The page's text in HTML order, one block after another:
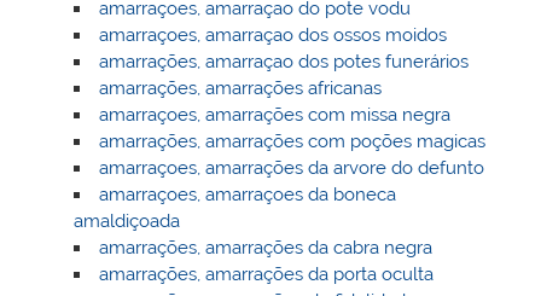
amarraçoes, amarraçao do pote vodu
amarraçoes, amarraçao dos ossos moidos
amarrações, amarraçao dos potes funerários
amarrações, amarrações africanas
amarraçoes, amarrações com missa negra
amarrações, amarrações com poções magicas
amarraçoes, amarrações da arvore do defunto
amarraçoes, amarraçoes da boneca
amaldiçoada
amarrações, amarrações da cabra negra
amarrações, amarrações da porta oculta